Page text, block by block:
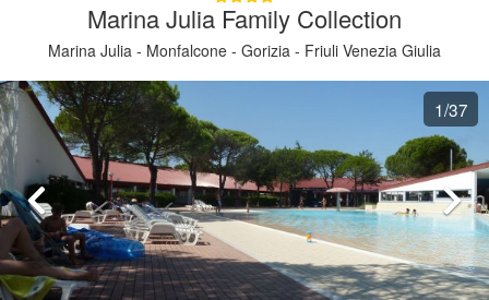
Marina Julia Family Collection
Marina Julia - Monfalcone - Gorizia - Friuli Venezia Giulia
1/37